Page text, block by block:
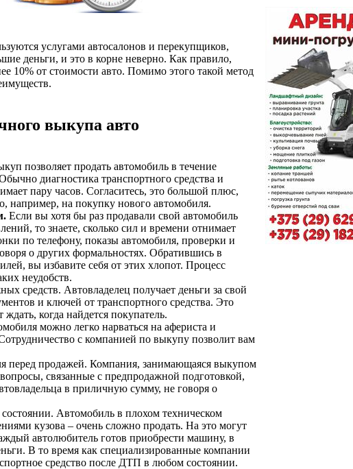
услугами автосалонов и перекупщиков,
деньги, и это в корне неверно. Как правило,
10% от стоимости авто. Помимо этого такой метод
выкупа авто
позволяет продать автомобиль в течение
диагностика транспортного средства и
пару часов. Согласитесь, это большой плюс,
например, на покупку нового автомобиля.
Если вы хотя бы раз продавали свой автомобиль
то знаете, сколько сил и времени отнимает
по телефону, показы автомобиля, проверки и
о других формальностях. Обратившись в
вы избавите себя от этих хлопот. Процесс
неудобств.
средств. Автовладелец получает деньги за свой
и ключей от транспортного средства. Это
когда найдется покупатель.
можно легко нарваться на афериста и
с компанией по выкупу позволит вам
перед продажей. Компания, занимающаяся выкупом
связанные с предпродажной подготовкой,
в приличную сумму, не говоря о
Автомобиль в плохом техническом
кузова – очень сложно продать. На это могут
автолюбитель готов приобрести машину, в
В то время как специализированные компании
средство после ДТП в любом состоянии.